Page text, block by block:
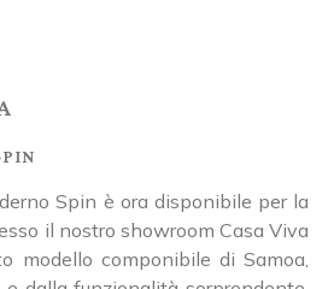
Spin è ora disponibile per la
il nostro showroom Casa Viva
modello componibile di Samoa,